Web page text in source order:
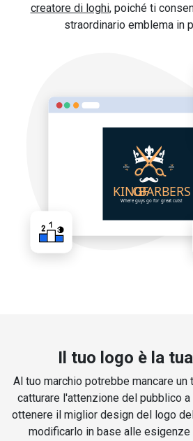
creatore di loghi, poiché ti
straordinario emblema in
Il tuo logo è la
Al tuo marchio potrebbe mancare
catturare l'attenzione del pubblico
ottenere il miglior design del logo
modificarlo in base alle esigenze